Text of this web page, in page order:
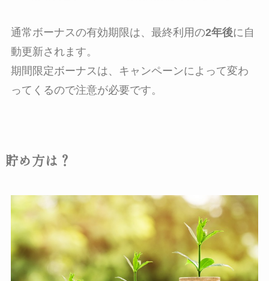
通常ボーナスの有効期限は、最終利用の2年後に自
動更新されます。
期間限定ボーナスは、キャンペーンによって変わ
ってくるので注意が必要です。
貯め方は？